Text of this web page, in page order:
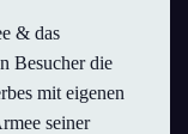
& das
Besucher die
mit eigenen
seiner